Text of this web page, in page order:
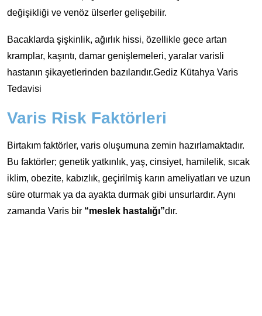
değişikliği ve venöz ülserler gelişebilir.
Bacaklarda şişkinlik, ağırlık hissi, özellikle gece artan
kramplar, kaşıntı, damar genişlemeleri, yaralar varisli
hastanın şikayetlerinden bazılarıdır.Gediz Kütahya Varis
Tedavisi
Varis Risk Faktörleri
Birtakım faktörler, varis oluşumuna zemin hazırlamaktadır.
Bu faktörler; genetik yatkınlık, yaş, cinsiyet, hamilelik, sıcak
iklim, obezite, kabızlık, geçirilmiş karın ameliyatları ve uzun
süre oturmak ya da ayakta durmak gibi unsurlardır. Aynı
zamanda Varis bir “meslek hastalığı”dır.